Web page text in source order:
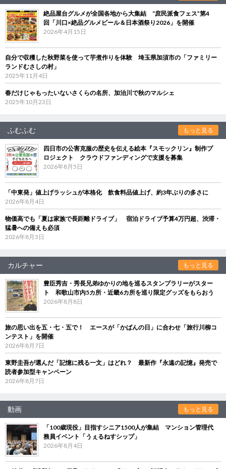
絶品屋台グルメが全国各地から大集結 “庶民派食フェス”第4
回「川口×絶品グルメビール＆日本酒祭り2026」を開催
2026年4月15日
自分で収穫した秋野菜を使って芋煮作りを体験 埼玉県加須市の「ファミリー
ランドむさしの村」
2025年11月4日
春だけじゃもったいないさくらの名所、加治川で秋のマルシェ
2025年10月23日
ふむふむ もっと見る
四日市の公害克服の歴史を伝える絵本『スモックリン』制作プ
ロジェクト クラウドファンディングで支援を募集
2026年8月5日
「中東発」値上げラッシュが本格化 飲食料品値上げ、約3年ぶりの多さに
2026年8月4日
物価高でも「夏は家族で長距離ドライブ」 宿泊ドライブ予算4万円超、渋滞・
猛暑への備えも必須
2026年8月3日
カルチャー もっと見る
豊臣秀吉・秀長兄弟ゆかりの地を巡るスタンプラリーがスター
ト 和歌山市内5カ所・近畿6カ所を巡り限定グッズをもらおう
2026年8月8日
旅の思い出を五・七・五で！ エースが「かばんの日」に合わせ「旅行川柳コ
ンテスト」を開催
2026年8月7日
東野圭吾が選んだ「記憶に残る一文」はどれ？ 最新作『永遠の記憶』発売で
読者参加型キャンペーン
2026年8月7日
動画 もっと見る
「100歳現役」目指すシニア1500人が集結 マンション管理代
務員イベント「うぇるねすシップ」
2026年8月4日